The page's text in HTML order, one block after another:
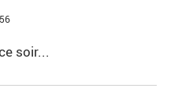
soir...